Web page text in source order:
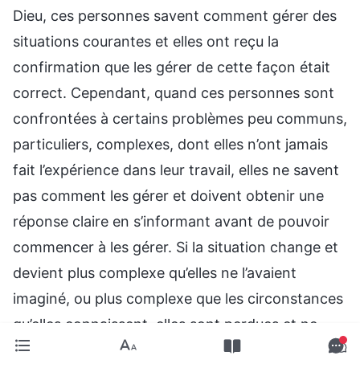
Dieu, ces personnes savent comment gérer des
situations courantes et elles ont reçu la
confirmation que les gérer de cette façon était
correct. Cependant, quand ces personnes sont
confrontées à certains problèmes peu communs,
particuliers, complexes, dont elles n’ont jamais
fait l’expérience dans leur travail, elles ne savent
pas comment les gérer et doivent obtenir une
réponse claire en s’informant avant de pouvoir
commencer à les gérer. Si la situation change et
devient plus complexe qu’elles ne l’avaient
imaginé, ou plus complexe que les circonstances
qu’elles connaissent, elles sont perdues et ne
savent pas comment y faire face, et elles savent